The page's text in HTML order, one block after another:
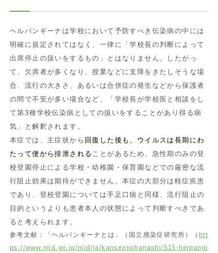
ヘルパンギーナは学校において予防すべき伝染病の中には
明確に規定されてはなく、一律に「学校長の判断によって
出席停止の扱いをするもの」とはなりません。したがっ
て、欠席者が多くなり、授業などに支障をきたしそうな場
合、流行の大きさ、あるいは合併症の発生などから保護者
の間で不安が多い場合など、「学校長が学校医と相談をし
て第3種学校伝染病としての扱いをすることがあり得る病
気」と解釈されます。
本症では、主症状から 回復した後も、ウイルスは長期にわ
たって便から排泄される ことがあるため、急性期のみの登
校登園停止による学校・幼稚園・保育園などでの厳密な流
行阻止効果は期待ができません。本症の大部分は軽症疾患
であり、登校登園については手足口病と同様、流行阻止の
目的というよりも患者本人の状態によって判断すべきであ
ると考えられます。
参考文献：「ヘルパンギーナとは」（国立感染症研究所）（ htt
ps://www.niid.go.jp/niid/ja/kansennohanashi/515-herpangi